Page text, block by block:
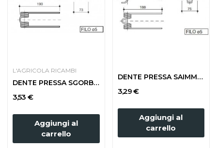
L'AGRICOLA RICAMBI
DENTE PRESSA SGORBATI STRETTA 171
3,53 €
Aggiungi al
carrello
DENTE PRESSA SAIMM STRETTA
3,29 €
Aggiungi al
carrello